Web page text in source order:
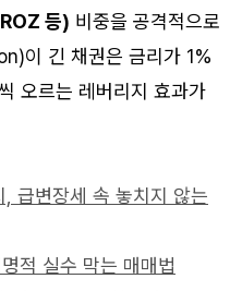
등) 비중을 공격적으로
이 긴 채권은 금리가 1%
오르는 레버리지 효과가
급변장세 속 놓치지 않는
적 실수 막는 매매법